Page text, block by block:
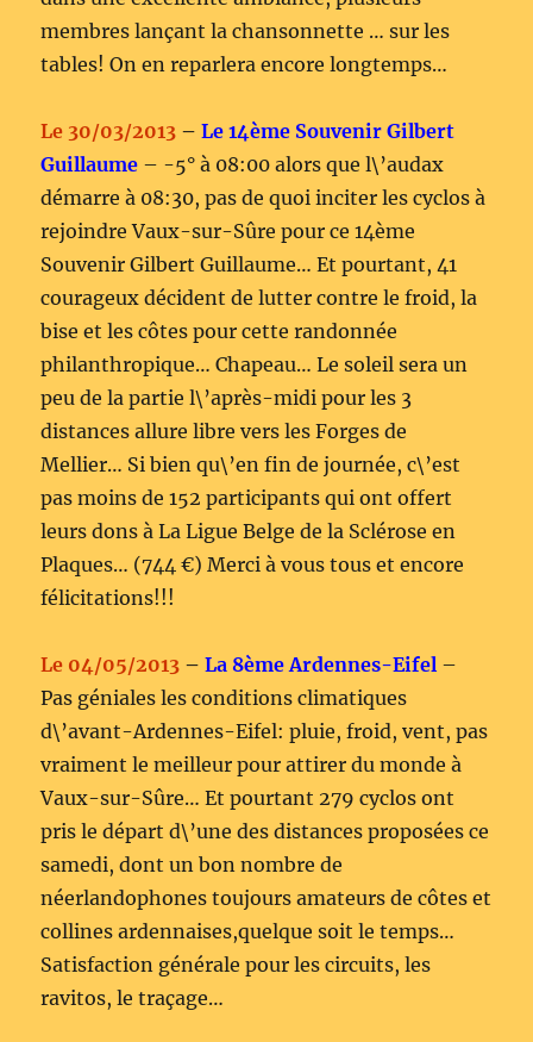
membres lançant la chansonnette … sur les
tables! On en reparlera encore longtemps…
Le 30/03/2013 –Le 14ème Souvenir Gilbert
Guillaume – -5° à 08:00 alors que l\’audax
démarre à 08:30, pas de quoi inciter les cyclos à
rejoindre Vaux-sur-Sûre pour ce 14ème
Souvenir Gilbert Guillaume… Et pourtant, 41
courageux décident de lutter contre le froid, la
bise et les côtes pour cette randonnée
philanthropique… Chapeau… Le soleil sera un
peu de la partie l\’après-midi pour les 3
distances allure libre vers les Forges de
Mellier… Si bien qu\’en fin de journée, c\’est
pas moins de 152 participants qui ont offert
leurs dons à La Ligue Belge de la Sclérose en
Plaques… (744 €) Merci à vous tous et encore
félicitations!!!
Le 04/05/2013 –La 8ème Ardennes-Eifel –
Pas géniales les conditions climatiques
d\’avant-Ardennes-Eifel: pluie, froid, vent, pas
vraiment le meilleur pour attirer du monde à
Vaux-sur-Sûre… Et pourtant 279 cyclos ont
pris le départ d\’une des distances proposées ce
samedi, dont un bon nombre de
néerlandophones toujours amateurs de côtes et
collines ardennaises,quelque soit le temps…
Satisfaction générale pour les circuits, les
ravitos, le traçage…